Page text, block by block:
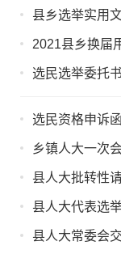
县乡选举实用
2021县乡换届
选民选举委托
选民资格申诉
乡镇人大一次
县人大批转性
县人大代表选
县人大常委会